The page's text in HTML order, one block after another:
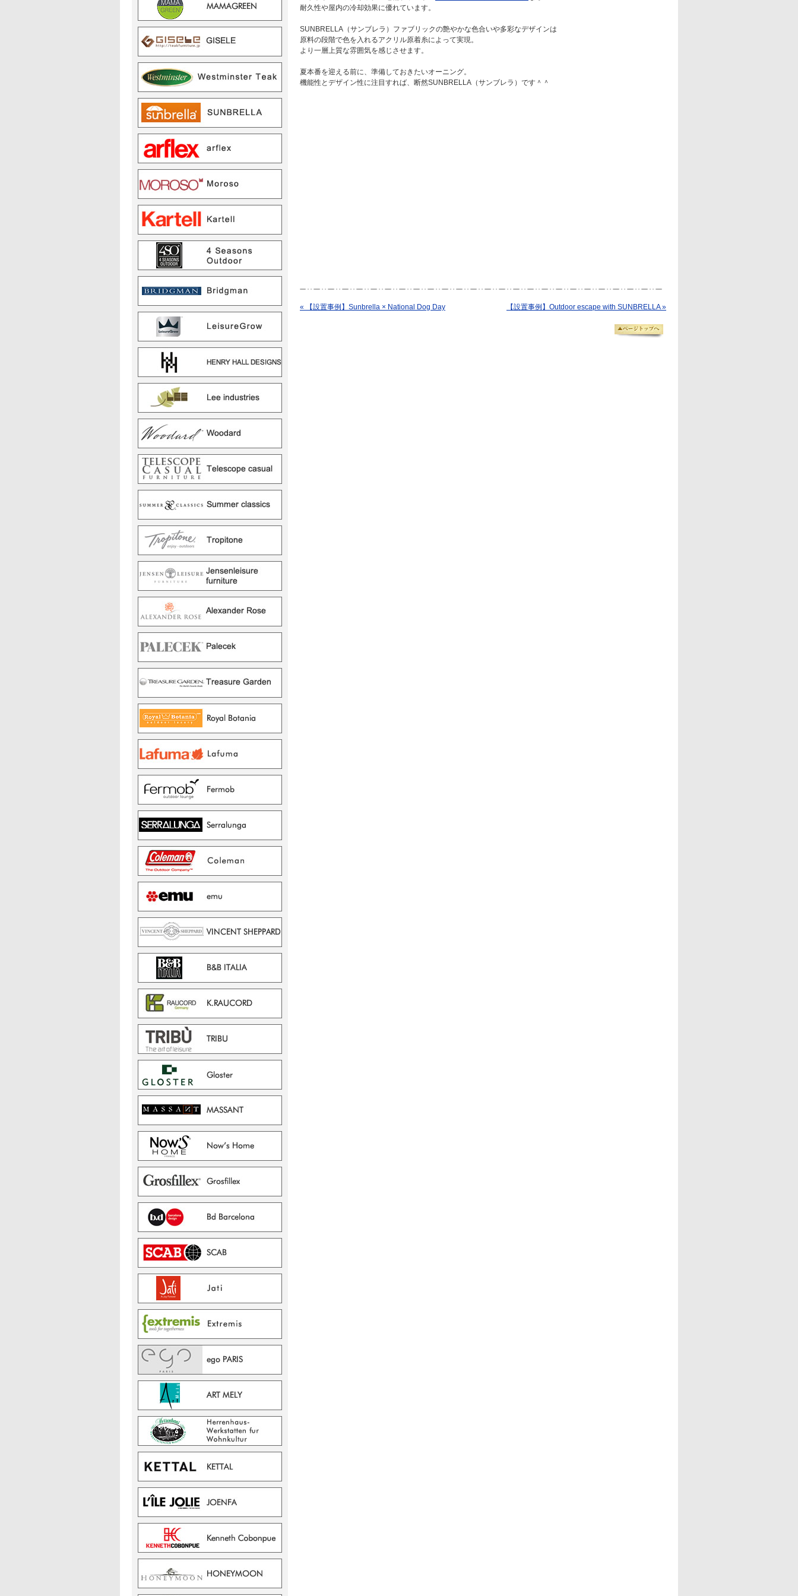
耐久性や屋内の冷却効果に優れています。
SUNBRELLA（サンブレラ）ファブリックの艶やかな色合いや多彩なデザインは
原料の段階で色を入れるアクリル原着糸によって実現。
より一層上質な雰囲気を感じさせます。
夏本番を迎える前に、準備しておきたいオーニング。
機能性とデザイン性に注目すれば、断然SUNBRELLA（サンブレラ）です＾＾
« 【設置事例】Sunbrella × National Dog Day 【設置事例】Outdoor escape with SUNBRELLA »